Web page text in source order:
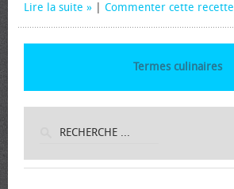
Lire la suite Commenter cette recette
Termes culinaires